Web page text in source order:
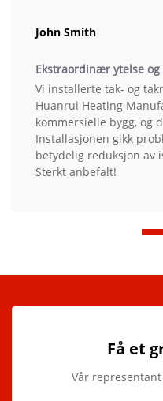
John Smith
Ekstraordinær ytelse
Vi installerte tak- og
Huanrui Heating
kommersielle bygg, og
Installasjonen gikk
betydelig reduksjon av
Sterkt anbefalt!
Få et
Vår